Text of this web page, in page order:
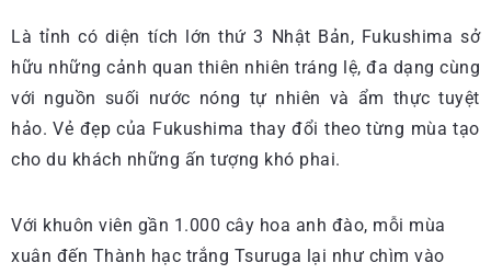
Là tỉnh có diện tích lớn thứ 3 Nhật Bản, Fukushima sở
hữu những cảnh quan thiên nhiên tráng lệ, đa dạng cùng
với nguồn suối nước nóng tự nhiên và ẩm thực tuyệt
hảo. Vẻ đẹp của Fukushima thay đổi theo từng mùa tạo
cho du khách những ấn tượng khó phai.
Với khuôn viên gần 1.000 cây hoa anh đào, mỗi mùa
xuân đến Thành hạc trắng Tsuruga lại như chìm vào